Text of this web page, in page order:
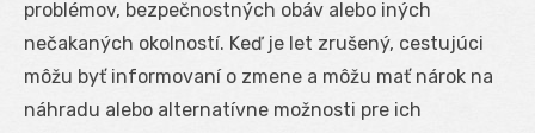
problémov, bezpečnostných obáv alebo iných
nečakaných okolností. Keď je let zrušený, cestujúci
môžu byť informovaní o zmene a môžu mať nárok na
náhradu alebo alternatívne možnosti pre ich